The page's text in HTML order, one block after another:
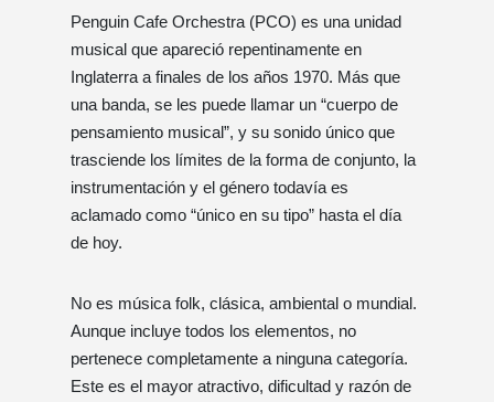
Penguin Cafe Orchestra (PCO) es una unidad
musical que apareció repentinamente en
Inglaterra a finales de los años 1970. Más que
una banda, se les puede llamar un “cuerpo de
pensamiento musical”, y su sonido único que
trasciende los límites de la forma de conjunto, la
instrumentación y el género todavía es
aclamado como “único en su tipo” hasta el día
de hoy.
No es música folk, clásica, ambiental o mundial.
Aunque incluye todos los elementos, no
pertenece completamente a ninguna categoría.
Este es el mayor atractivo, dificultad y razón de